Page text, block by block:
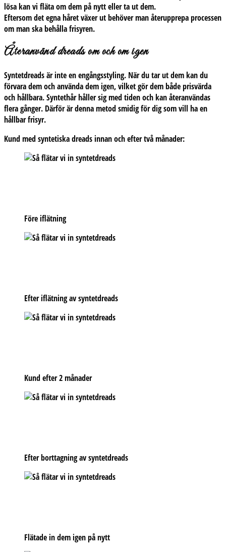
lösa kan vi fläta om dem på nytt eller ta ut dem.
Eftersom det egna håret växer ut behöver man återupprepa processen
om man ska behålla frisyren.
Återanvänd dreads om och om igen
Syntetdreads är inte en engångsstyling. När du tar ut dem kan du
förvara dem och använda dem igen, vilket gör dem både prisvärda
och hållbara. Syntethår håller sig med tiden och kan återanvändas
flera gånger. Därför är denna metod smidig för dig som vill ha en
hållbar frisyr.
Kund med syntetiska dreads innan och efter två månader:
Före iflätning
Efter iflätning av syntetdreads
Kund efter 2 månader
Efter borttagning av syntetdreads
Flätade in dem igen på nytt